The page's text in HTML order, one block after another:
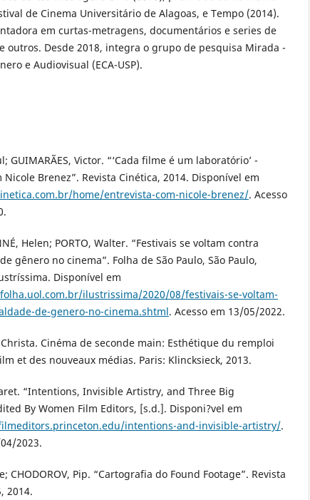
de Cinema Universitário de Alagoas, e Tempo (2014).
em curtas-metragens, documentários e series de
outros. Desde 2018, integra o grupo de pesquisa Mirada -
e Audiovisual (ECA-USP).
GUIMARÃES, Victor. “‘Cada filme é um laboratório’ -
Nicole Brenez”. Revista Cinética, 2014. Disponível em
home/entrevista-com-nicole-brenez/. Acesso
Helen; PORTO, Walter. “Festivais se voltam contra
gênero no cinema”. Folha de São Paulo, São Paulo,
Disponível em
ilustrissima/2020/08/festivais-se-voltam-
de-genero-no-cinema.shtml. Acesso em 13/05/2022.
Christa. Cinéma de seconde main: Esthétique du remploi
et des nouveaux médias. Paris: Klincksieck, 2013.
“Intentions, Invisible Artistry, and Three Big
By Women Film Editors, [s.d.]. Disponi?vel em
intentions-and-invisible-artistry/.
2023.
CHODOROV, Pip. “Cartografia do Found Footage”. Revista
2014.